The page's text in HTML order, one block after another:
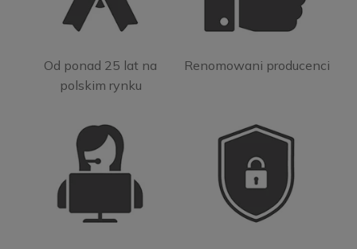
Od ponad 25 lat na
polskim rynku
Renomowani producenci